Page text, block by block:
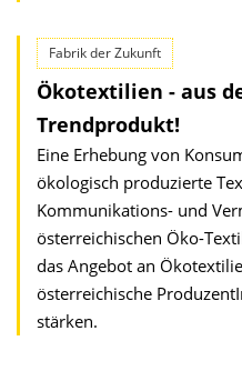
Fabrik der Zukunft
Ökotextilien - aus
Trendprodukt!
Eine Erhebung von
ökologisch produzierte
Kommunikations- und
österreichischen Öko-
das Angebot an
österreichische
stärken.